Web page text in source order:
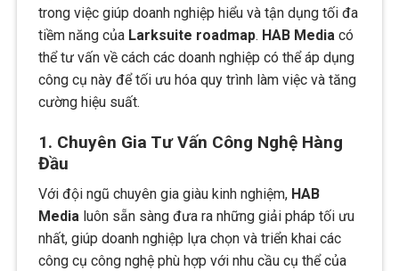
trong việc giúp doanh nghiệp hiểu và tận dụng tối đa
tiềm năng của Larksuite roadmap. HAB Media có
thể tư vấn về cách các doanh nghiệp có thể áp dụng
công cụ này để tối ưu hóa quy trình làm việc và tăng
cường hiệu suất.
1. Chuyên Gia Tư Vấn Công Nghệ Hàng
Đầu
Với đội ngũ chuyên gia giàu kinh nghiệm, HAB
Media luôn sẵn sàng đưa ra những giải pháp tối ưu
nhất, giúp doanh nghiệp lựa chọn và triển khai các
công cụ công nghệ phù hợp với nhu cầu cụ thể của